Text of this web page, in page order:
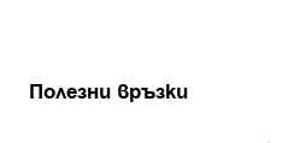
Полезни връзки